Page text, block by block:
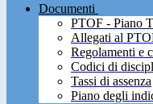
Documenti
PTOF - Piano
Allegati al
Regolamenti e
Codici di
Tassi di assenza
Piano degli